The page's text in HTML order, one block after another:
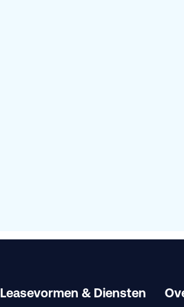
Leasevormen & Diensten